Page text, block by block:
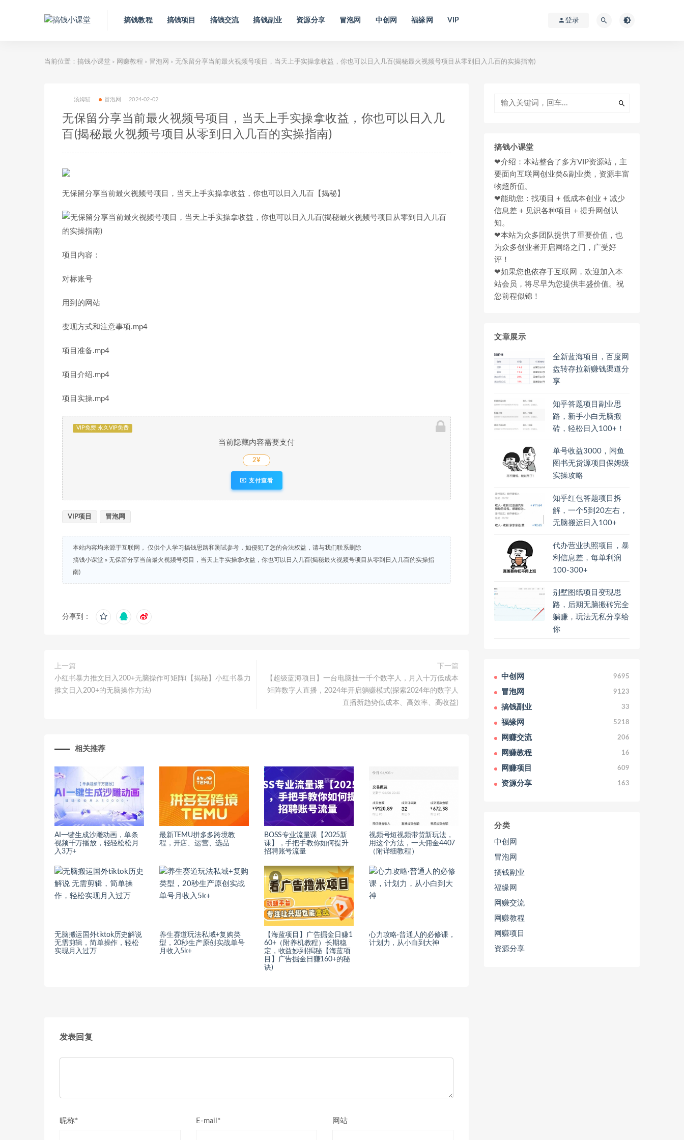
搞钱教程 搞钱项目 搞钱交流 搞钱副业 资源分享 冒泡网 中创网 福缘网 VIP 登录
当前位置： 搞钱小课堂 > 网赚教程 > 冒泡网 > 无保留分享当前最火视频号项目，当天上手实操拿收益，你也可以日入几百(揭秘最火视频号项目从零到日入几百的实操指南)
汤姆猫 冒泡网 2024-02-02
无保留分享当前最火视频号项目，当天上手实操拿收益，你也可以日入几
百(揭秘最火视频号项目从零到日入几百的实操指南)
无保留分享当前最火视频号项目，当天上手实操拿收益，你也可以日入几百【揭秘】
项目内容：
对标账号
用到的网站
变现方式和注意事项.mp4
项目准备.mp4
项目介绍.mp4
项目实操.mp4
VIP免费 永久VIP免费
当前隐藏内容需要支付
2¥
支付查看
VIP项目 冒泡网
本站内容均来源于互联网， 仅供个人学习搞钱思路和测试参考，如侵犯了您的合法权益，请与我们联系删除
搞钱小课堂 » 无保留分享当前最火视频号项目，当天上手实操拿收益，你也可以日入几百(揭秘最火视频号项目从零到日入几百的实操指
南)
分享到：
上一篇
小红书暴力推文日入200+无脑操作可矩阵(【揭秘】小红书暴力
推文日入200+的无脑操作方法)
下一篇
【超级蓝海项目】一台电脑挂一千个数字人，月入十万低成本
矩阵数字人直播，2024年开启躺赚模式(探索2024年的数字人
直播新趋势低成本、高效率、高收益)
相关推荐
AI一键生成沙雕动画，单条
视频千万播放，轻轻松松月
入3万+
最新TEMU拼多多跨境教
程，开店、运营、选品
BOSS专业流量课【2025新
课】，手把手教你如何提升
招聘账号流量
视频号短视频带货新玩法，
用这个方法，一天佣金4407
（附详细教程）
无脑搬运国外tiktok历史解说
无需剪辑，简单操作，轻松
实现月入过万
养生赛道玩法私域+复购类
型，20秒生产原创实战单号
月收入5k+
【海蓝项目】广告掘金日赚1
60+（附养机教程）长期稳
定，收益妙到(揭秘【海蓝项
目】广告掘金日赚160+的秘
诀)
心力攻略·普通人的必修课，
计划力，从小白到大神
发表回复
昵称* E-mail* 网站
搞钱小课堂
❤介绍：本站整合了多方VIP资源站，主
要面向互联网创业类&副业类，资源丰富
物超所值。
❤能助您：找项目 + 低成本创业 + 减少
信息差 + 见识各种项目 + 提升网创认
知。
❤本站为众多团队提供了重要价值，也
为众多创业者开启网络之门，广受好
评！
❤如果您也依存于互联网，欢迎加入本
站会员，将尽早为您提供丰盛价值。祝
您前程似锦！
文章展示
全新蓝海项目，百度网
盘转存拉新赚钱渠道分
享
知乎答题项目副业思
路，新手小白无脑搬
砖，轻松日入100+！
单号收益3000，闲鱼
图书无货源项目保姆级
实操攻略
知乎红包答题项目拆
解，一个5到20左右，
无脑搬运日入100+
代办营业执照项目，暴
利信息差，每单利润
100-300+
别墅图纸项目变现思
路，后期无脑搬砖完全
躺赚，玩法无私分享给
你
中创网 9695
冒泡网 9123
搞钱副业 33
福缘网 5218
网赚交流 206
网赚教程 16
网赚项目 609
资源分享 163
分类
中创网
冒泡网
搞钱副业
福缘网
网赚交流
网赚教程
网赚项目
资源分享